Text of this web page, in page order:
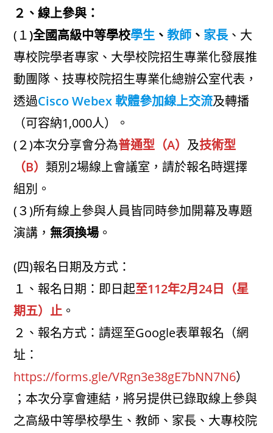
２、線上參與：
(１)全國高級中等學校學生 、教師 、 家長、大
專校院學者專家、大學校院招生專業化發展推
動團隊、技專校院招生專業化總辦公室代表，
透過Cisco Webex 軟體參加線上交流及轉播
（可容納1,000人）。
(２)本次分享會分為普通型（A） 及技術型
（B） 類別2場線上會議室，請於報名時選擇
組別。
(３)所有線上參與人員皆同時參加開幕及專題
演講，無須換場 。
(四)報名日期及方式：
１、報名日期：即日起至112年2月24日（星
期五）止 。
２、報名方式：請逕至Google表單報名（網
址：
https://forms.gle/VRgn3e38gE7bNN7N6）
；本次分享會連結，將另提供已錄取線上參與
之高級中等學校學生、教師、家長、大專校院